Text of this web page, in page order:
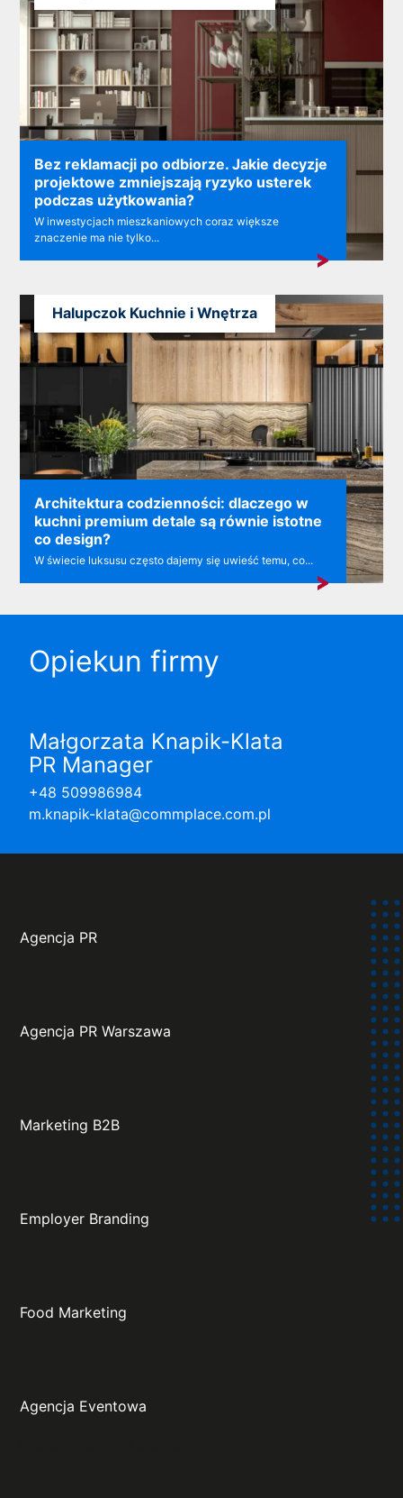
Bez reklamacji po odbiorze. Jakie decyzje
projektowe zmniejszają ryzyko usterek
podczas użytkowania?
W inwestycjach mieszkaniowych coraz większe
znaczenie ma nie tylko...
Architektura codzienności: dlaczego w
kuchni premium detale są równie istotne
co design?
W świecie luksusu często dajemy się uwieść temu, co...
Halupczok Kuchnie i Wnętrza
Opiekun firmy
Małgorzata Knapik-Klata
PR Manager
+48 509986984
m.knapik-klata@commplace.com.pl
Agencja PR
Agencja PR Warszawa
Marketing B2B
Employer Branding
Food Marketing
Agencja Eventowa